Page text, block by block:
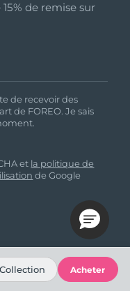
de remise sur
de recevoir des
de FOREO. Je sais
et la politique de
de Google
Collection Acheter